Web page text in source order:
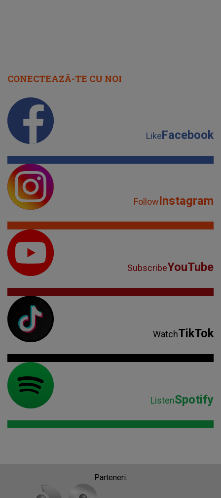
CONECTEAZĂ-TE CU NOI
LikeFacebook
FollowInstagram
SubscribeYouTube
WatchTikTok
ListenSpotify
Parteneri: